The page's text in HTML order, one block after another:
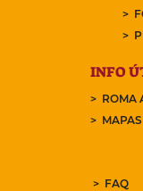
INFO
ROMA
FAQ